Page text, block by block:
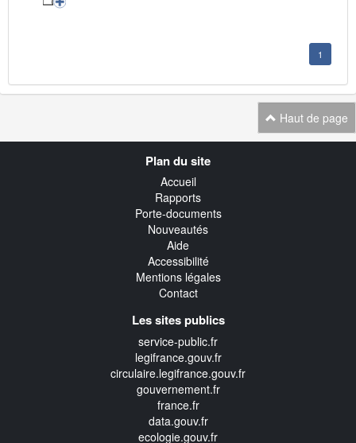
1
Haut de page
Plan du site
Accueil
Rapports
Porte-documents
Nouveautés
Aide
Accessibilité
Mentions légales
Contact
Les sites publics
service-public.fr
legifrance.gouv.fr
circulaire.legifrance.gouv.fr
gouvernement.fr
france.fr
data.gouv.fr
ecologie.gouv.fr